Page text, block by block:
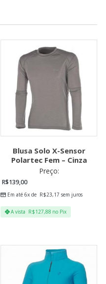
Blusa Solo X-Sensor
Polartec Fem – Cinza
Preço:
R$139,00
Em até 6x de R$23,17 sem juros
A vista R$127,88 no Pix